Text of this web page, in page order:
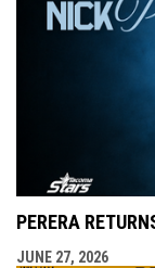
PERERA
JUNE 27, 2026